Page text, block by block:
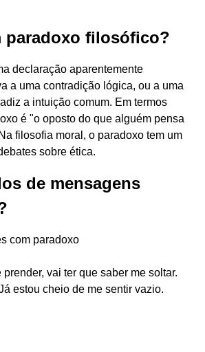
paradoxo filosófico?
declaração aparentemente
a uma contradição lógica, ou a uma
a intuição comum. Em termos
é "o oposto do que alguém pensa
filosofia moral, o paradoxo tem um
sobre ética.
de mensagens
com paradoxo
vai ter que saber me soltar.
estou cheio de me sentir vazio.